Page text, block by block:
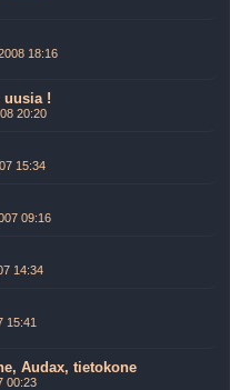
18:16
uusia !
20:20
15:34
09:16
14:34
15:41
Audax, tietokone
00:23